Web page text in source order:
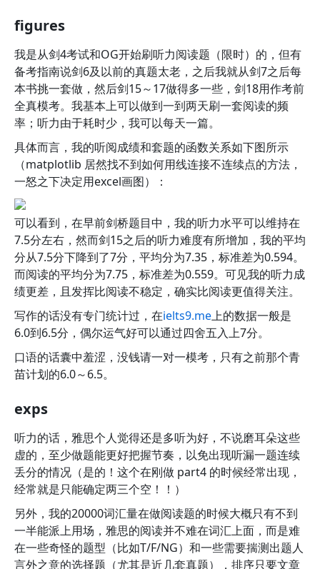
figures
我是从剑4考试和OG开始刷听力阅读题（限时）的，但有
备考指南说剑6及以前的真题太老，之后我就从剑7之后每
本书挑一套做，然后剑15～17做得多一些，剑18用作考前
全真模考。我基本上可以做到一到两天刷一套阅读的频
率；听力由于耗时少，我可以每天一篇。
具体而言，我的听阅成绩和套题的函数关系如下图所示
（matplotlib 居然找不到如何用线连接不连续点的方法，
一怒之下决定用excel画图）：
可以看到，在早前剑桥题目中，我的听力水平可以维持在
7.5分左右，然而剑15之后的听力难度有所增加，我的平均
分从7.5分下降到了7分，平均分为7.35，标准差为0.594。
而阅读的平均分为7.75，标准差为0.559。可见我的听力成
绩更差，且发挥比阅读不稳定，确实比阅读更值得关注。
写作的话没有专门统计过，在ielts9.me上的数据一般是
6.0到6.5分，偶尔运气好可以通过四舍五入上7分。
口语的话囊中羞涩，没钱请一对一模考，只有之前那个青
苗计划的6.0～6.5。
exps
听力的话，雅思个人觉得还是多听为好，不说磨耳朵这些
虚的，至少做题能更好把握节奏，以免出现听漏一题连续
丢分的情况（是的！这个在刚做 part4 的时候经常出现，
经常就是只能确定两三个空！！）
另外，我的20000词汇量在做阅读题的时候大概只有不到
一半能派上用场，雅思的阅读并不难在词汇上面，而是难
在一些奇怪的题型（比如T/F/NG）和一些需要揣测出题人
言外之意的选择题（尤其是近几套真题），排序只要文章